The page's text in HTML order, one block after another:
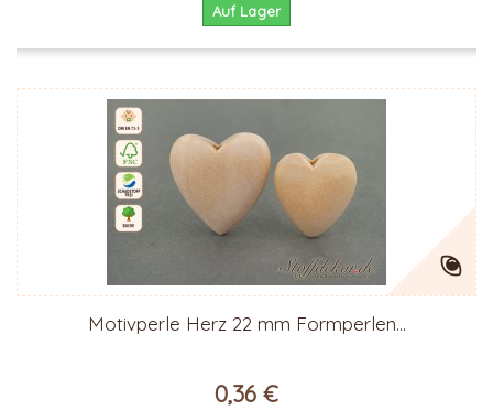
Auf Lager
Motivperle Herz 22 mm Formperlen...
0,36 €